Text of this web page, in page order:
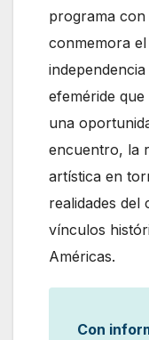
programa con
conmemora
efeméride
una
encuentro, la
artística en
realidades del
vínculos
Américas.
Con